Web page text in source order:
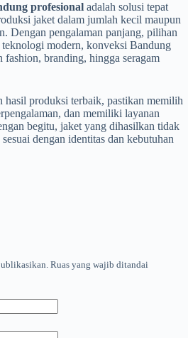
profesional adalah solusi tepat
jaket dalam jumlah kecil maupun
Dengan pengalaman panjang, pilihan
modern, konveksi Bandung
fashion, branding, hingga seragam
hasil produksi terbaik, pastikan memilih
dan memiliki layanan
begitu, jaket yang dihasilkan tidak
dengan identitas dan kebutuhan
Ruas yang wajib ditandai